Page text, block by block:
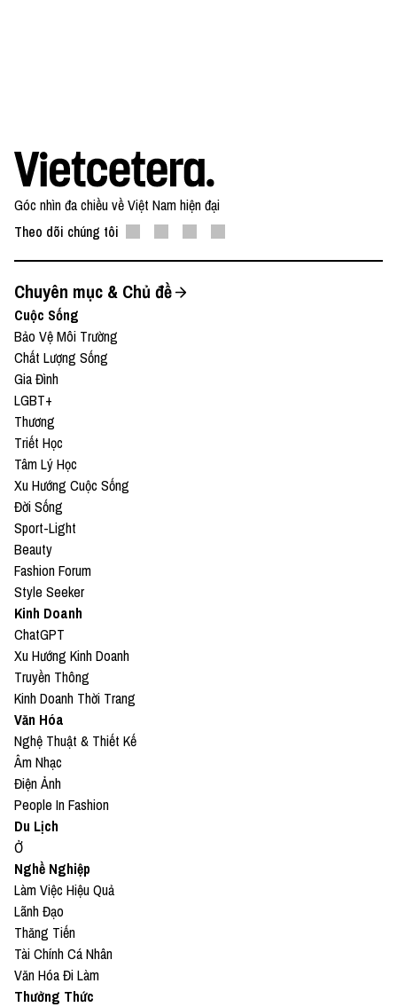
Góc nhìn đa chiều về Việt Nam hiện đại
Theo dõi chúng tôi
Chuyên mục & Chủ đề
Cuộc Sống
Bảo Vệ Môi Trường
Chất Lượng Sống
Gia Đình
LGBT+
Thương
Triết Học
Tâm Lý Học
Xu Hướng Cuộc Sống
Đời Sống
Sport-Light
Beauty
Fashion Forum
Style Seeker
Kinh Doanh
ChatGPT
Xu Hướng Kinh Doanh
Truyền Thông
Kinh Doanh Thời Trang
Văn Hóa
Nghệ Thuật & Thiết Kế
Âm Nhạc
Điện Ảnh
People In Fashion
Du Lịch
Ở
Nghề Nghiệp
Làm Việc Hiệu Quả
Lãnh Đạo
Thăng Tiến
Tài Chính Cá Nhân
Văn Hóa Đi Làm
Thưởng Thức